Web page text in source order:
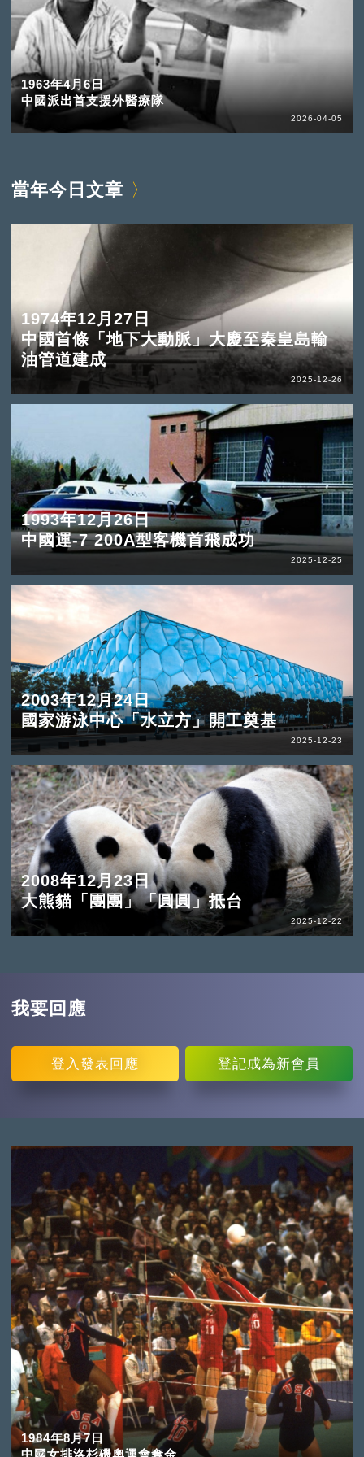
1963年4月6日
中國派出首支援外醫療隊
2026-04-05
當年今日文章
1974年12月27日
中國首條「地下大動脈」大慶至秦皇島輸
油管道建成
2025-12-26
1993年12月26日
中國運-7 200A型客機首飛成功
2025-12-25
2003年12月24日
國家游泳中心「水立方」開工奠基
2025-12-23
2008年12月23日
大熊貓「團團」「圓圓」抵台
2025-12-22
我要回應
登入 發表回應 登記成為新會員
1984年8月7日